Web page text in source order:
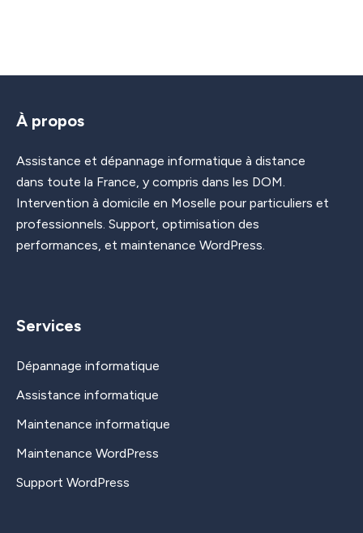
À propos
Assistance et dépannage informatique à distance
dans toute la France, y compris dans les DOM.
Intervention à domicile en Moselle pour particuliers et
professionnels. Support, optimisation des
performances, et maintenance WordPress.
Services
Dépannage informatique
Assistance informatique
Maintenance informatique
Maintenance WordPress
Support WordPress